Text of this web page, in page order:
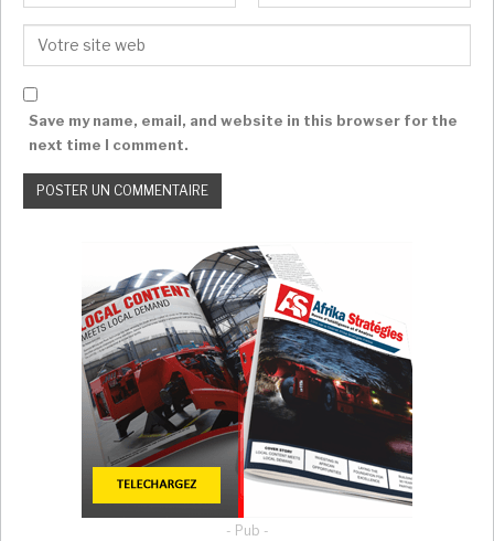
Save my name, email, and website in this browser for the
next time I comment.
- Pub -